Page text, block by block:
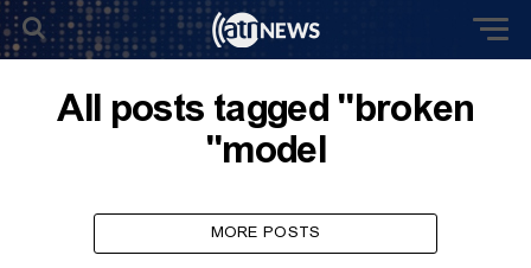
All posts tagged "broken
model"
MORE POSTS